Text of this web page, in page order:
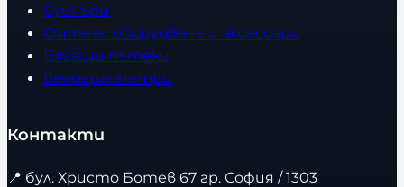
Суичъри
Фитнес оборудване и аксесоари
Бягащи пътеки
Велоергометри
Контакти
📍 бул. Христо Ботев 67 гр. София / 1303